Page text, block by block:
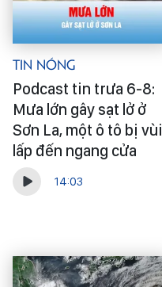
Tin Nóng
Podcast tin trưa 6-8:
Mưa lớn gây sạt lở ở
Sơn La, một ô tô bị vùi
lấp đến ngang cửa
14:03